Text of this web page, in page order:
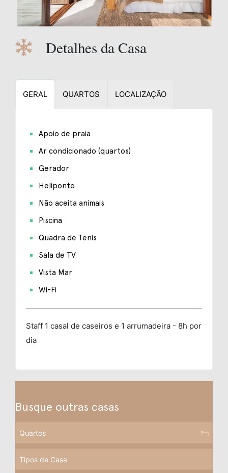
Detalhes da Casa
GERAL QUARTOS LOCALIZAÇÃO
Apoio de praia
Ar condicionado (quartos)
Gerador
Heliponto
Não aceita animais
Piscina
Quadra de Tenis
Sala de TV
Vista Mar
Wi-Fi
Staff 1 casal de caseiros e 1 arrumadeira - 8h por
dia
Busque outras casas